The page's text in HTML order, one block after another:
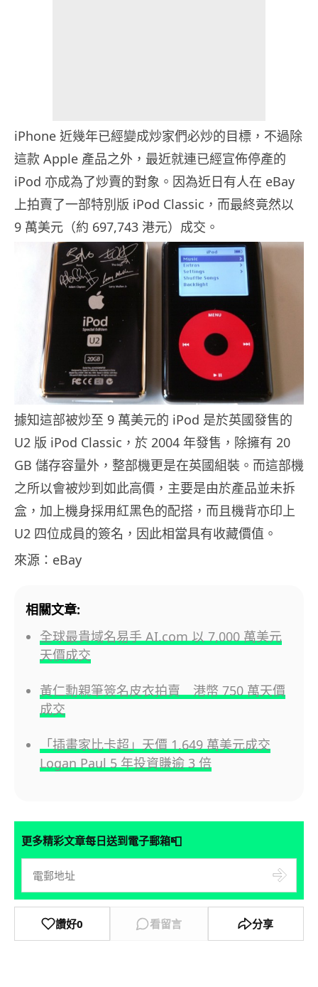
iPhone 近幾年已經變成炒家們必炒的目標，不過除
這款 Apple 產品之外，最近就連已經宣佈停產的
iPod 亦成為了炒賣的對象。因為近日有人在 eBay
上拍賣了一部特別版 iPod Classic，而最終竟然以
9 萬美元（約 697,743 港元）成交。
據知這部被炒至 9 萬美元的 iPod 是於英國發售的
U2 版 iPod Classic，於 2004 年發售，除擁有 20
GB 儲存容量外，整部機更是在英國組裝。而這部機
之所以會被炒到如此高價，主要是由於產品並未拆
盒，加上機身採用紅黑色的配搭，而且機背亦印上
U2 四位成員的簽名，因此相當具有收藏價值。
來源：eBay
相關文章:
全球最貴域名易手 AI.com 以 7,000 萬美元
天價成交
黃仁勳親筆簽名皮衣拍賣 港幣 750 萬天價
成交
「插畫家比卡超」天價 1,649 萬美元成交
Logan Paul 5 年投資賺逾 3 倍
更多精彩文章每日送到電子郵箱📮
讚好0 看留言 分享